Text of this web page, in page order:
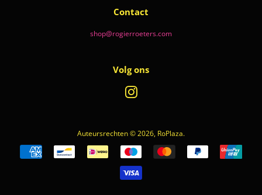
Contact
shop@rogierroeters.com
Volg ons
Auteursrechten © 2026, RoPlaza.
Betalingspictogrammen